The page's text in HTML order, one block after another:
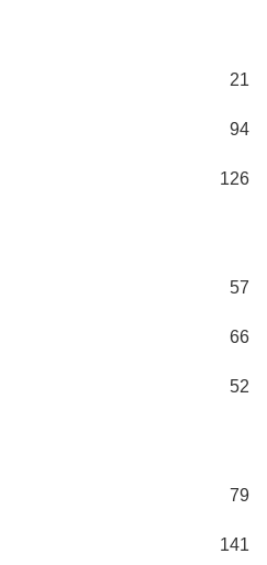
21
94
126
57
66
52
79
141